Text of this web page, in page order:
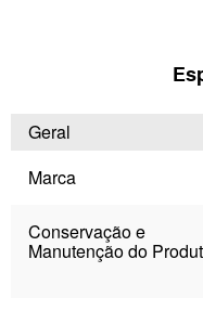
Geral
Marca
Conservação e
Manutenção do